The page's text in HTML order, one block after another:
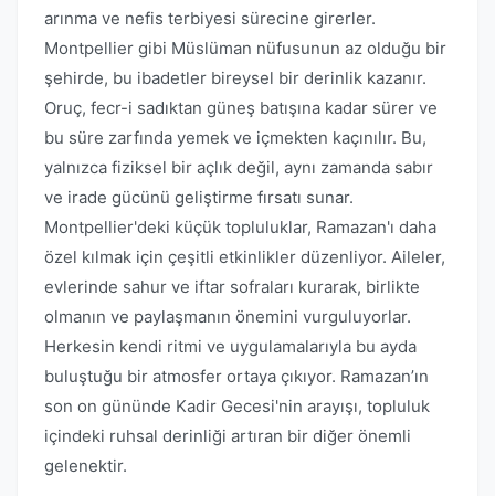
arınma ve nefis terbiyesi sürecine girerler.
Montpellier gibi Müslüman nüfusunun az olduğu bir
şehirde, bu ibadetler bireysel bir derinlik kazanır.
Oruç, fecr-i sadıktan güneş batışına kadar sürer ve
bu süre zarfında yemek ve içmekten kaçınılır. Bu,
yalnızca fiziksel bir açlık değil, aynı zamanda sabır
ve irade gücünü geliştirme fırsatı sunar.
Montpellier'deki küçük topluluklar, Ramazan'ı daha
özel kılmak için çeşitli etkinlikler düzenliyor. Aileler,
evlerinde sahur ve iftar sofraları kurarak, birlikte
olmanın ve paylaşmanın önemini vurguluyorlar.
Herkesin kendi ritmi ve uygulamalarıyla bu ayda
buluştuğu bir atmosfer ortaya çıkıyor. Ramazan’ın
son on gününde Kadir Gecesi'nin arayışı, topluluk
içindeki ruhsal derinliği artıran bir diğer önemli
gelenektir.